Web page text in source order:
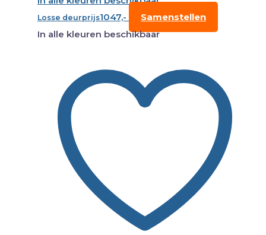
Losse deurprijs1047,-
Samenstellen
In alle kleuren beschikbaar